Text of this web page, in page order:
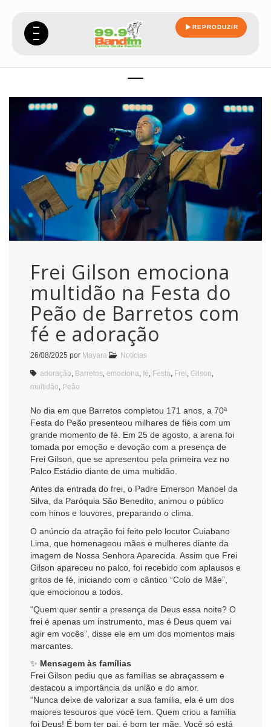
REPRODUZIR
Frei Gilson emociona
multidão na Festa do
Peão de Barretos com
fé e adoração
26/08/2025 por Mayara Notícias
adoração Barretos emociona fé Festa Frei Gilson
multidão Peão
No dia em que Barretos completou 171 anos, a 70ª
Festa do Peão presenteou milhares de fiéis com um
grande momento de fé. Em 25 de agosto, a arena foi
tomada por emoção e devoção com a presença de
Frei Gilson, que se apresentou pela primeira vez no
Palco Estádio diante de uma multidão.
Antes da entrada do frei, o Padre Emerson Manoel da
Silva, da Paróquia São Benedito, animou o público
com hinos e louvores, preparando o clima.
O anúncio da atração foi feito pelo locutor Cuiabano
Lima, que homenageou mães e mulheres diante da
imagem de Nossa Senhora Aparecida. Assim que Frei
Gilson apareceu no palco, foi recebido com aplausos e
gritos de fé, iniciando com o cântico “Colo de Mãe”,
que emocionou a todos.
“Quem quer sentir a presença de Deus essa noite? O
frei é apenas um instrumento, mas é Deus quem vai
agir em vocês”, disse ele em um dos momentos mais
marcantes.
✨ Mensagem às famílias
Frei Gilson pediu que as famílias se abraçassem e
destacou a importância da união e do amor.
“Nunca deixe de valorizar a sua família, ela é um dos
maiores tesouros que você tem. Quem criou a família
foi Deus! É bom ter pai, é bom ter mãe. Você só está